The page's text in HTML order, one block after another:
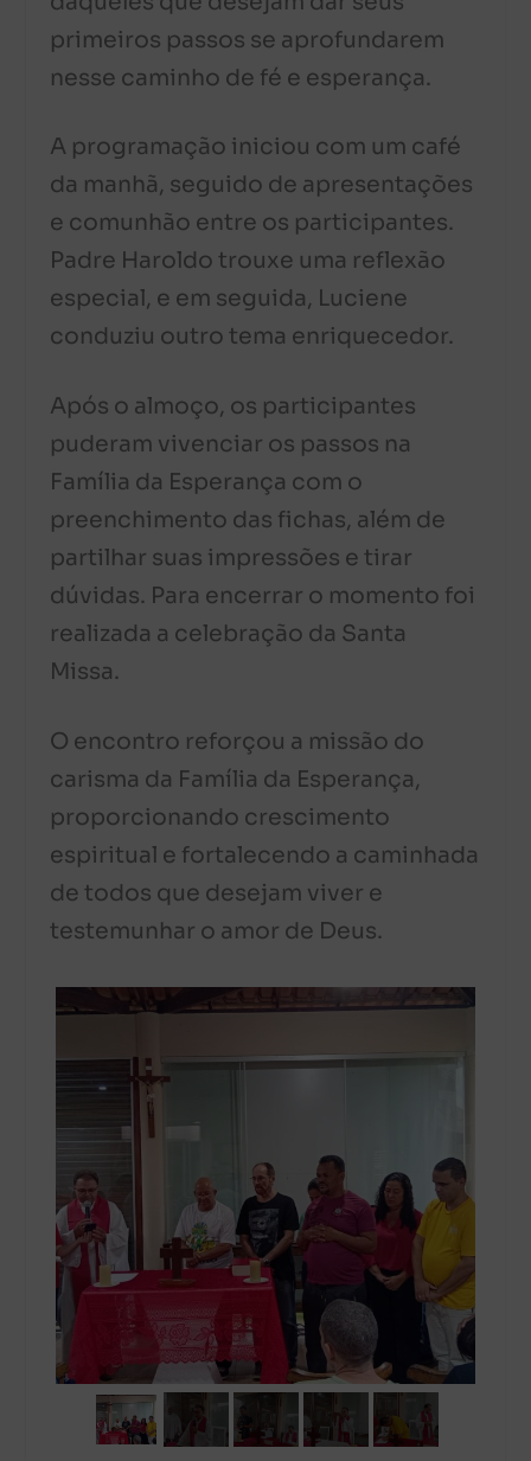
primeiros passos se aprofundarem
nesse caminho de fé e esperança.
A programação iniciou com um café
da manhã, seguido de apresentações
e comunhão entre os participantes.
Padre Haroldo trouxe uma reflexão
especial, e em seguida, Luciene
conduziu outro tema enriquecedor.
Após o almoço, os participantes
puderam vivenciar os passos na
Família da Esperança com o
preenchimento das fichas, além de
partilhar suas impressões e tirar
dúvidas. Para encerrar o momento foi
realizada a celebração da Santa
Missa.
O encontro reforçou a missão do
carisma da Família da Esperança,
proporcionando crescimento
espiritual e fortalecendo a caminhada
de todos que desejam viver e
testemunhar o amor de Deus.